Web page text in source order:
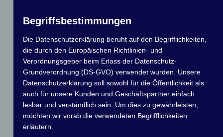
Datum der Fahrt
Dein Vorname Name
Deine E-Mail-Adresse
Startnummer:
Begriffsbestimmungen
Die Datenschutzerklärung beruht auf den Begrifflichkeiten,
die durch den Europäischen Richtlinien- und
Verordnungsgeber beim Erlass der Datenschutz-
Grundverordnung (DS-GVO) verwendet wurden. Unsere
Datenschutzerklärung soll sowohl für die Öffentlichkeit als
auch für unsere Kunden und Geschäftspartner einfach
lesbar und verständlich sein. Um dies zu gewährleisten,
möchten wir vorab die verwendeten Begrifflichkeiten
erläutern.